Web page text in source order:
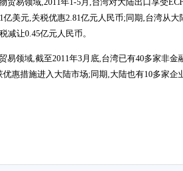
易领域,2011年1-5月,台湾对大陆出口享受
亿美元,关税优惠2.81亿元人民币;同期,台湾从大
减让0.45亿元人民币。
领域,截至2011年3月底,台湾已有40多家非金
优惠措施进入大陆市场;同期,大陆也有10多家企